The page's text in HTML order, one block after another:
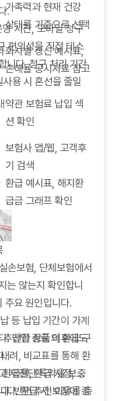
.
시간, 모바일 청구
편의성을 직접 테스
니다. 청구 처리 기간
용 시 혼선을 줄일
가족력과 현재 건강
상태를 기준으로 선택
회사별 갱신 예시표,
손해율 공시자료 참고
약관 보험료 납입 섹
션 확인
보험사 앱/웹, 고객후
기 검색
환급 예시표, 해지환
급금 그래프 확인
손보험, 단체보험에서
는 않는지 확인합니
주요 원인입니다.
등 납입 기간이 가계
. 납입 종료 이후에도
.
급률, 환급 시점, 중
다. 환급 시 보장이 종
천한 상품의 환급 구
려, 비교표를 통해 환
재진단 특약을 보강
. 반면 추천 이유를 충